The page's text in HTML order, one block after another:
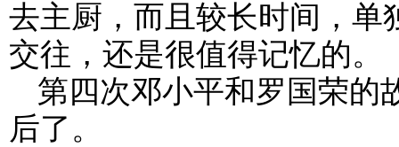
去主厨，而且较长时间，单
交往，还是很值得记忆的。
第四次邓小平和罗国荣的
后了。